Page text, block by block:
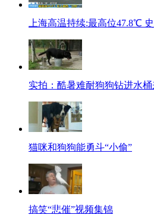
上海高温持续:最高位47.8℃
实拍：酷暑难耐狗狗钻进水桶
猫咪和狗狗能勇斗“小偷”
搞笑“悲催”视频集锦